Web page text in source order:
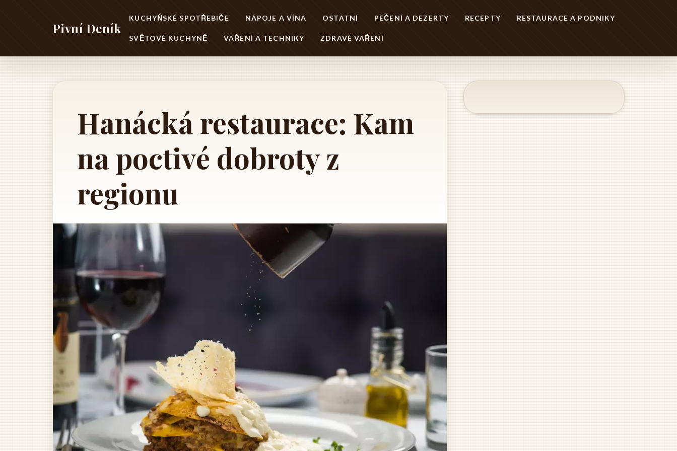
Pivní Deník
KUCHYŇSKÉ SPOTŘEBIČE NÁPOJE A VÍNA OSTATNÍ PEČENÍ A DEZERTY RECEPTY RESTAURACE A PODNIKY
SVĚTOVÉ KUCHYNĚ VAŘENÍ A TECHNIKY ZDRAVÉ VAŘENÍ
Hanácká restaurace: Kam
na poctivé dobroty z
regionu